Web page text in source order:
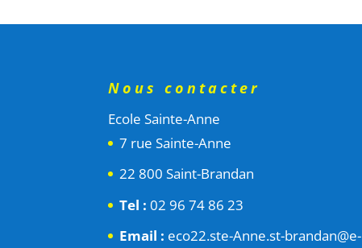
Nous contacter
Ecole Sainte-Anne
7 rue Sainte-Anne
22 800 Saint-Brandan
Tel : 02 96 74 86 23
Email : eco22.ste-Anne.st-brandan@e-